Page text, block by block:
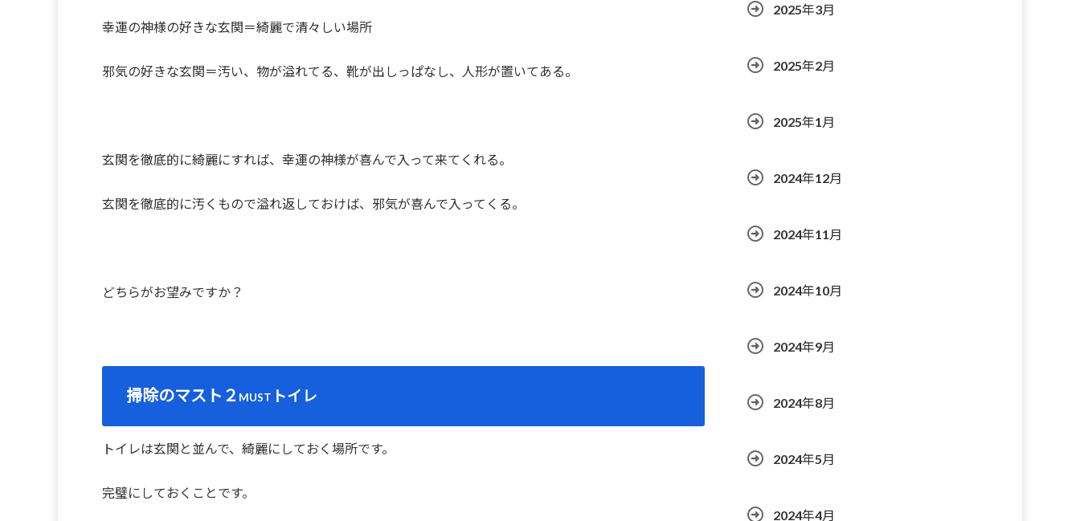
幸運の神様の好きな玄関＝綺麗で清々しい場所
邪気の好きな玄関＝汚い、物が溢れてる、靴が出しっぱなし、人形が置いてある。
玄関を徹底的に綺麗にすれば、幸運の神様が喜んで入って来てくれる。
玄関を徹底的に汚くもので溢れ返しておけば、邪気が喜んで入ってくる。
どちらがお望みですか？
掃除のマスト２ MUST トイレ
トイレは玄関と並んで、綺麗にしておく場所です。
完璧にしておくことです。
2025年3月
2025年2月
2025年1月
2024年12月
2024年11月
2024年10月
2024年9月
2024年8月
2024年5月
2024年4月